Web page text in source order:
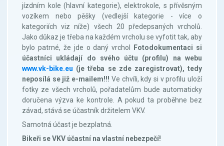
jízdním kole (hlavní kategorie), elektrokole, s přívěsným
vozíkem nebo pěšky (vedlejší kategorie - více o
kategoriích viz níže) všech 20 předepsaných vrcholů.
Jako důkaz je třeba na každém vrcholu se vyfotit tak, aby
bylo patrné, že jde o daný vrchol
Fotodokumentaci si
účastníci ukládají do svého účtu (profilu) na webu
www.vk-bike.eu (je třeba se zde zaregistrovat), tedy
neposílá se již e-mailem!!! Ve chvíli, kdy si v profilu uloží
fotky ze všech vrcholů, pořadatelům bude automaticky
doručena výzva ke kontrole. A pokud ta proběhne bez
závad, stává se účastník držitelem VKV.
Samotná účast je bezplatná.
Bikeři se VKV účastní na vlastní nebezpečí!